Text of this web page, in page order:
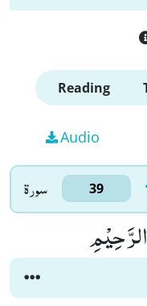
Reading
Audio
سورۃ 39